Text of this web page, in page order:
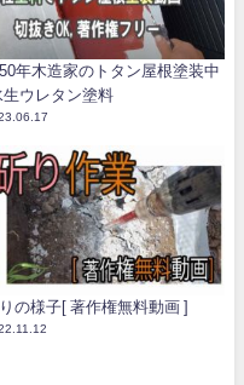
年木造家のトタン屋根塗装中
生ウレタン塗料
の様子[ 著作権無料動画 ]